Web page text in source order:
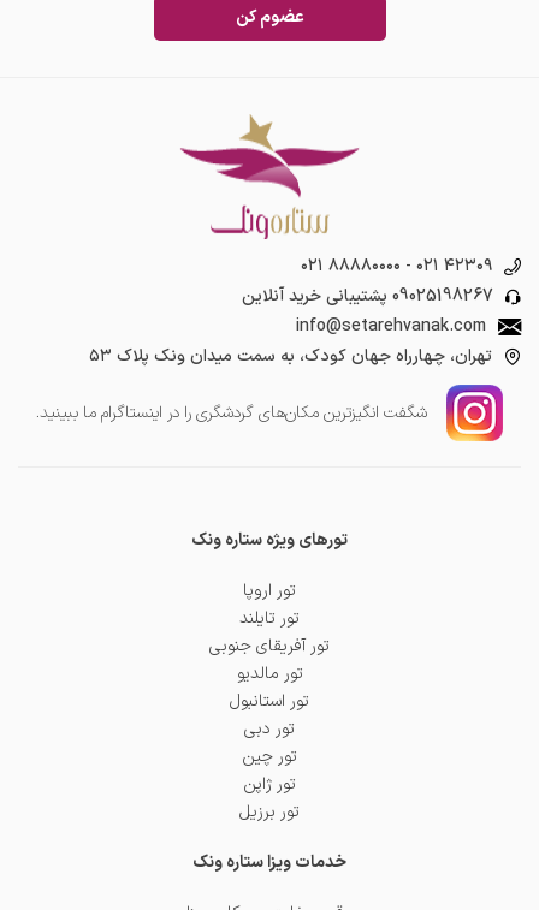
عضوم کن
۰۲۱ ۸۸۸۸۰۰۰۰ - ۰۲۱ ۴۲۳۰۹
09025198267 پشتیبانی خرید آنلاین
info@setarehvanak.com
تهران، چهارراه جهان کودک، به سمت میدان ونک پلاک ۵۳
شگفت انگیز‌ترین مکان‌های گردشگری را در اینستاگرام ما ببینید.
تورهای ویژه ستاره ونک
تور اروپا
تور تایلند
تور آفریقای جنوبی
تور مالدیو
تور استانبول
تور دبی
تور چین
تور ژاپن
تور برزیل
خدمات ویزا ستاره ونک